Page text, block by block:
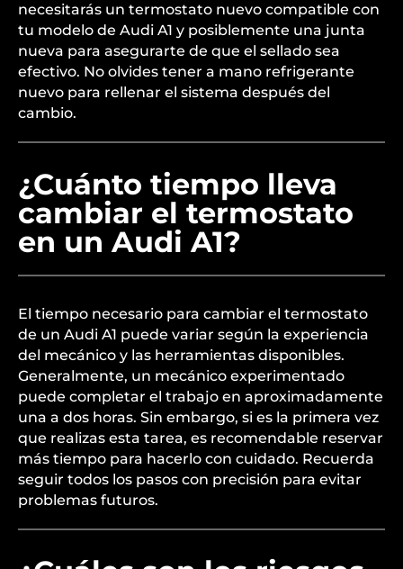
necesitarás un termostato nuevo compatible con
tu modelo de Audi A1 y posiblemente una junta
nueva para asegurarte de que el sellado sea
efectivo. No olvides tener a mano refrigerante
nuevo para rellenar el sistema después del
cambio.
¿Cuánto tiempo lleva
cambiar el termostato
en un Audi A1?
El tiempo necesario para cambiar el termostato
de un Audi A1 puede variar según la experiencia
del mecánico y las herramientas disponibles.
Generalmente, un mecánico experimentado
puede completar el trabajo en aproximadamente
una a dos horas. Sin embargo, si es la primera vez
que realizas esta tarea, es recomendable reservar
más tiempo para hacerlo con cuidado. Recuerda
seguir todos los pasos con precisión para evitar
problemas futuros.